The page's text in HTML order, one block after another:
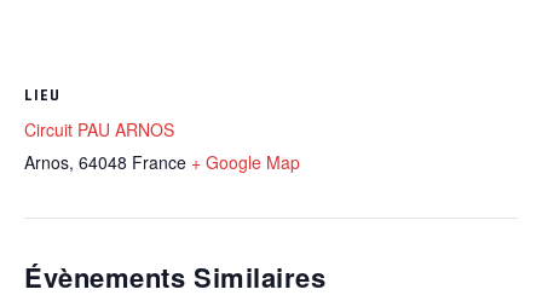
LIEU
Circuit PAU ARNOS
Arnos, 64048 France + Google Map
Évènements Similaires